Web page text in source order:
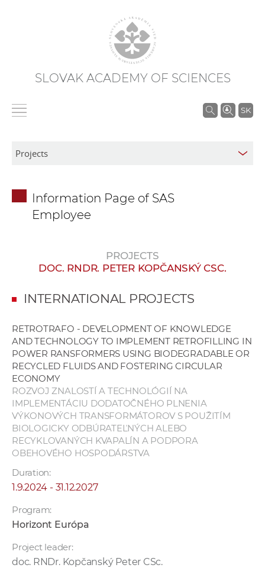
SLOVAK ACADEMY OF SCIENCES
SK
S
w
e
r
s
Information Page of SAS
Employee
PROJECTS
DOC. RNDR. PETER KOPČANSKÝ CSC.
INTERNATIONAL PROJECTS
RETROTRAFO - DEVELOPMENT OF KNOWLEDGE
AND TECHNOLOGY TO IMPLEMENT RETROFILLING IN
POWER RANSFORMERS USING BIODEGRADABLE OR
RECYCLED FLUIDS AND FOSTERING CIRCULAR
ECONOMY
ROZVOJ ZNALOSTÍ A TECHNOLÓGIÍ NA
IMPLEMENTÁCIU DODATOČNÉHO PLNENIA
VÝKONOVÝCH TRANSFORMÁTOROV S POUŽITÍM
BIOLOGICKY ODBÚRATEĽNÝCH ALEBO
RECYKLOVANÝCH KVAPALÍN A PODPORA
OBEHOVÉHO HOSPODÁRSTVA
Duration:
1.9.2024 - 31.12.2027
Program:
Horizont Európa
Project leader:
doc. RNDr. Kopčanský Peter CSc.